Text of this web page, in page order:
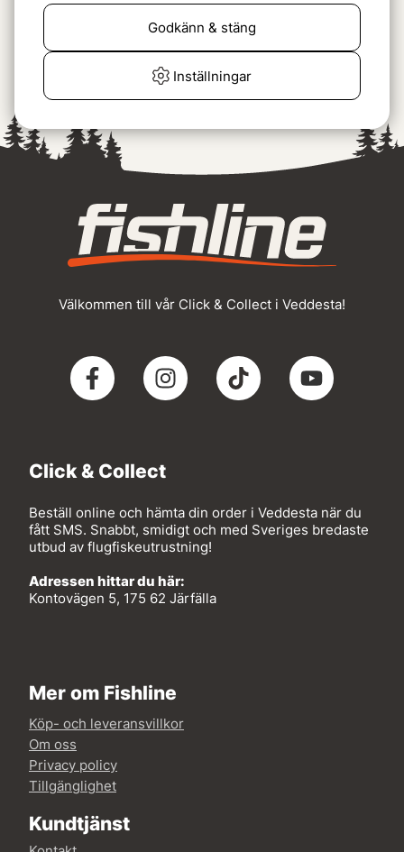
Leech Towel Black
Välkommen till vår Click & Collect i Veddesta!
Click & Collect
Beställ online och hämta din order i Veddesta när du
fått SMS. Snabbt, smidigt och med Sveriges bredaste
utbud av flugfiskeutrustning!
Adressen hittar du här:
Kontovägen 5, 175 62 Järfälla
Mer om Fishline
Köp- och leveransvillkor
Om oss
Privacy policy
Tillgänglighet
Kundtjänst
Inställningar
Godkänn & stäng